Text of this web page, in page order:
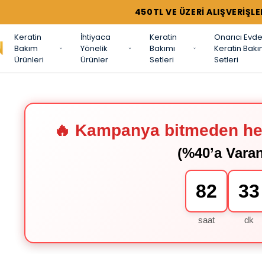
450TL VE ÜZERİ
Keratin
Bakım
Ürünleri
İhtiyaca
Yönelik
Ürünler
Keratin
Bakımı
Setleri
Onarıcı Evde
Keratin
Setleri
🔥 Kampanya bitmeden
(%40’a
82
saat
33
dk